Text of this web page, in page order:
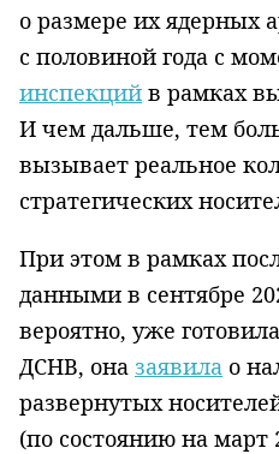
о размере их ядерных
с половиной года с
инспекций в рамках
И чем дальше, тем
вызывает реальное
стратегических
При этом в рамках
данными в сентябре
вероятно, уже
ДСНВ, она заявила о
развернутых
(по состоянию на март